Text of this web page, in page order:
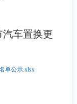
汽车置换更
单公示.xlsx